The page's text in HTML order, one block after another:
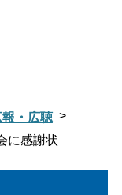
報・広聴
に感謝状